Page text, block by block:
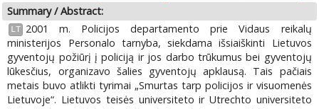
Summary / Abstract:
LT
2001 m. Policijos departamento prie Vidaus reikalų
ministerijos Personalo tarnyba, siekdama išsiaiškinti Lietuvos
gyventojų požiūrį į policiją ir jos darbo trūkumus bei gyventojų
lūkesčius, organizavo šalies gyventojų apklausą. Tais pačiais
metais buvo atlikti tyrimai „Smurtas tarp policijos ir visuomenės
Lietuvoje“. Lietuvos teisės universiteto ir Utrechto universiteto